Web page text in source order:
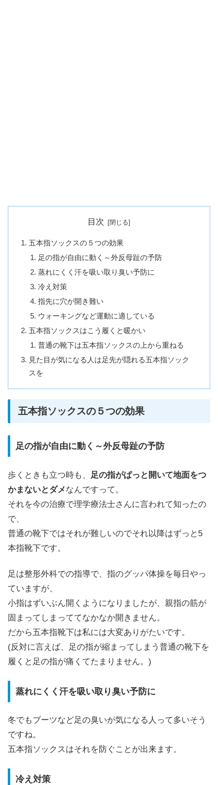
目次
五本指ソックスの５つの効果
足の指が自由に動く～外反母趾の予防
蒸れにくく汗を吸い取り臭い予防に
冷え対策
指先に穴が開き難い
ウォーキングなど運動に適している
五本指ソックスはこう履くと暖かい
普通の靴下は五本指ソックスの上から重ねる
見た目が気になる人は足先が隠れる五本指ソック
スを
五本指ソックスの５つの効果
足の指が自由に動く～外反母趾の予防
歩くときも立つ時も、
足の指がぱっと開いて地面をつ
かまないとダメなんですって。
それを今の治療で理学療法士さんに言われて知ったの
で、
普通の靴下ではそれが難しいのでそれ以降はずっと5
本指靴下です。
足は整形外科での指導で、指のグッパ体操を毎日やっ
ていますが、
小指はずいぶん開くようになりましたが、親指の筋が
固まってしまっててなかなか開きません。
だから五本指靴下は私には大変ありがたいです。
(反対に言えば、足の指が縮まってしまう普通の靴下を
履くと足の指が痛くてたまりません。)
蒸れにくく汗を吸い取り臭い予防に
冬でもブーツなど足の臭いが気になる人って多いそう
ですね。
五本指ソックスはそれを防ぐことが出来ます。
冷え対策